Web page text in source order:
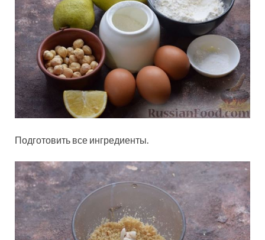
Подготовить все ингредиенты.